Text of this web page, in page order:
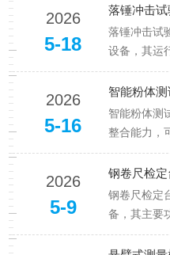
响，直接决
适配性，是
选购过程中
2026
5-18
落锤冲击试
设备，其运
的准确性与
直度与电磁
行系统检查
态。导轨垂
2026
5-16
智能粉体
智能粉体测
整合能力，
价，为粉体
粉体结块是
粒间相互粘
响物料的加
2026
5-9
钢卷尺检定
备，其主要
靠。下面将
整机结构进